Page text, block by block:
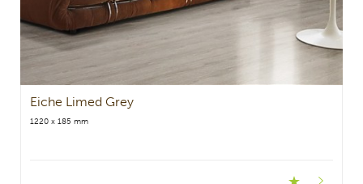
Eiche Limed Grey
1220 x 185 mm